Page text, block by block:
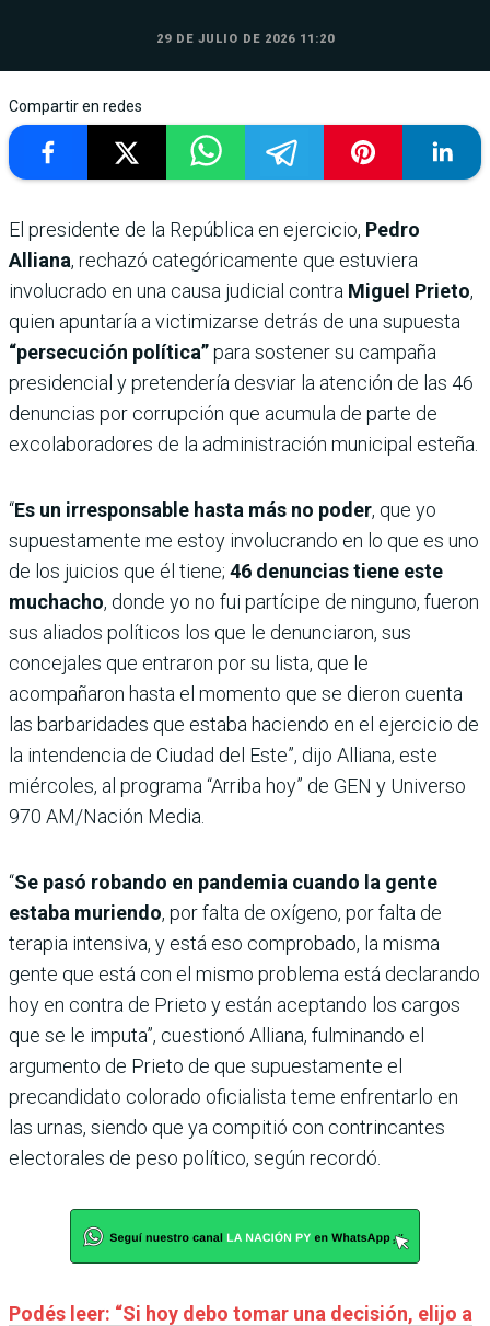
29 DE JULIO DE 2026 11:20
Compartir en redes
El presidente de la República en ejercicio, Pedro
Alliana, rechazó categóricamente que estuviera
involucrado en una causa judicial contra Miguel Prieto,
quien apuntaría a victimizarse detrás de una supuesta
“persecución política”para sostener su campaña
presidencial y pretendería desviar la atención de las 46
denuncias por corrupción que acumula de parte de
excolaboradores de la administración municipal esteña.
“Es un irresponsable hasta más no poder, que yo
supuestamente me estoy involucrando en lo que es uno
de los juicios que él tiene; 46 denuncias tiene este
muchacho, donde yo no fui partícipe de ninguno, fueron
sus aliados políticos los que le denunciaron, sus
concejales que entraron por su lista, que le
acompañaron hasta el momento que se dieron cuenta
las barbaridades que estaba haciendo en el ejercicio de
la intendencia de Ciudad del Este”, dijo Alliana, este
miércoles, al programa “Arriba hoy” de GEN y Universo
970 AM/Nación Media.
“Se pasó robando en pandemia cuando la gente
estaba muriendo, por falta de oxígeno, por falta de
terapia intensiva, y está eso comprobado, la misma
gente que está con el mismo problema está declarando
hoy en contra de Prieto y están aceptando los cargos
que se le imputa”, cuestionó Alliana, fulminando el
argumento de Prieto de que supuestamente el
precandidato colorado oficialista teme enfrentarlo en
las urnas, siendo que ya compitió con contrincantes
electorales de peso político, según recordó.
Podés leer: “Si hoy debo tomar una decisión, elijo a